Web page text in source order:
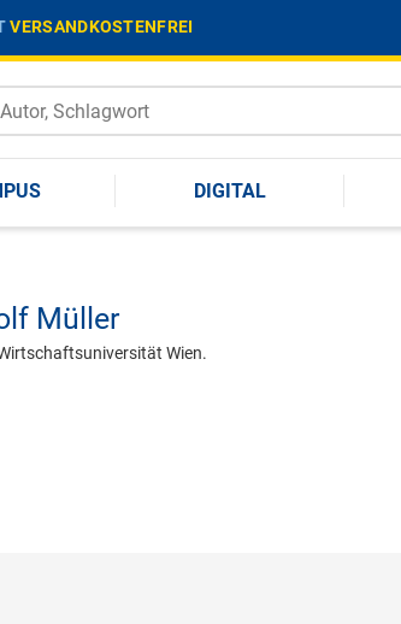
VERSANDKOSTENFREI
DIGITAL
Müller
Wien.